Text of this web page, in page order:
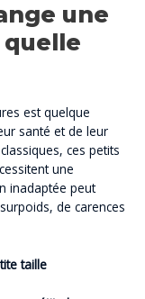
une
quelle
est quelque
santé et de leur
ces petits
une
inadaptée peut
de carences
taille